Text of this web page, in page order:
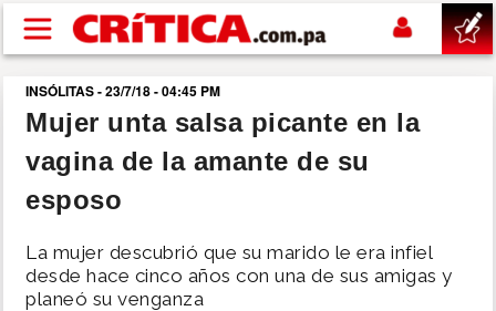
Pasar al contenido principal
buscar
SUCESOS
POLÍTICA
INSÓLITAS - 23/7/18 - 04:45 PM
Mujer unta salsa picante en la
vagina de la amante de su
esposo
La mujer descubrió que su marido le era infiel
desde hace cinco años con una de sus amigas y
planeó su venganza